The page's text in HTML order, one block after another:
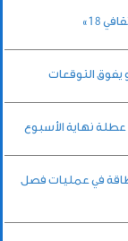
18»
يفوق التوقعات
نهاية الأسبوع
في عمليات فصل